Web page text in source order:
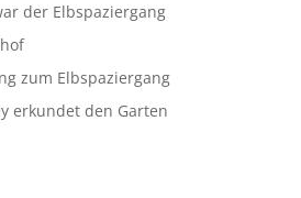
der Elbspaziergang
zum Elbspaziergang
erkundet den Garten